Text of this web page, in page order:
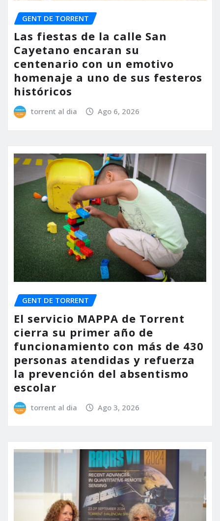
GENT DE TORRENT
Las fiestas de la calle San
Cayetano encaran su
centenario con un emotivo
homenaje a uno de sus festeros
históricos
torrent al dia Ago 6, 2026
GENT DE TORRENT
El servicio MAPPA de Torrent
cierra su primer año de
funcionamiento con más de 430
personas atendidas y refuerza
la prevención del absentismo
escolar
torrent al dia Ago 3, 2026